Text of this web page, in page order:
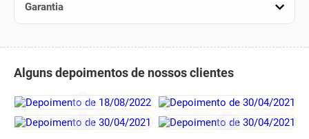
Garantia
Alguns depoimentos de nossos clientes